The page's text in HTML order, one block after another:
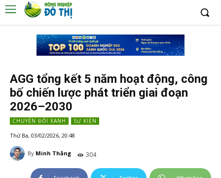
AGG tổng kết 5 năm hoạt động, công
bố chiến lược phát triển giai đoạn
2026–2030
CHUYỂN ĐỔI XANH SỰ KIỆN
Thứ Ba, 03/02/2026, 20:48
By Minh Thắng 304